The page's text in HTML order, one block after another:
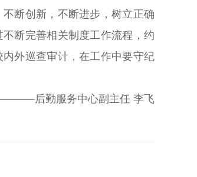
断创新，不断进步，树立正确
断完善相关制度工作流程，约
外巡查审计，在工作中要守纪
后勤服务中心副主任 李飞